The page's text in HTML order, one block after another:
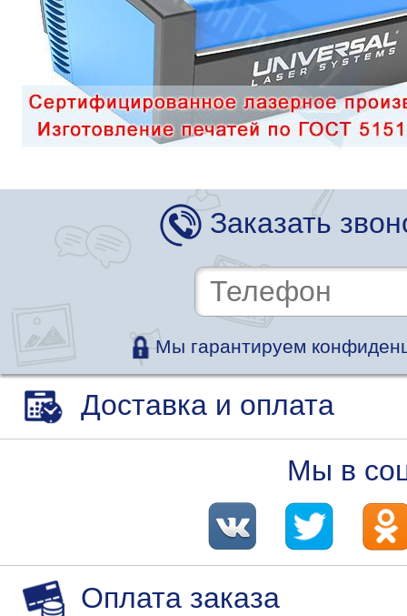
Заказать
Мы гарантируем
Доставка и оплата
Мы в
Оплата заказа